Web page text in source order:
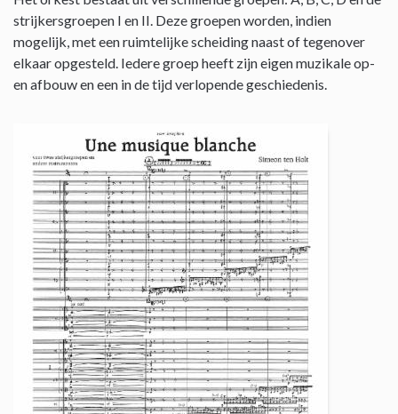
strijkersgroepen I en II. Deze groepen worden, indien
mogelijk, met een ruimtelijke scheiding naast of tegenover
elkaar opgesteld. Iedere groep heeft zijn eigen muzikale op-
en afbouw en een in de tijd verlopende geschiedenis.